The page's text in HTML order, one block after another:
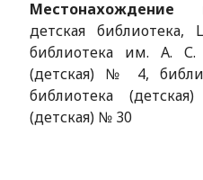
Местонахождение
детская библиотека,
библиотека им. А. С.
(детская) № 4,
библиотека
(детская) № 30